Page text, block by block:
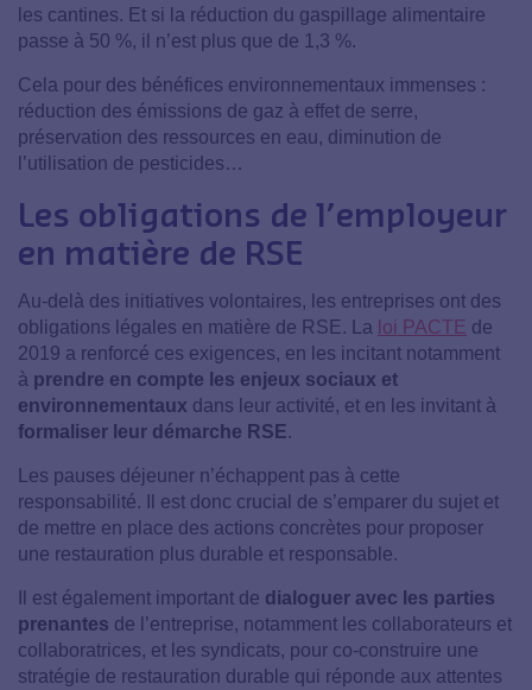
les cantines. Et si la réduction du gaspillage alimentaire
passe à 50 %, il n’est plus que de 1,3 %.
Cela pour des bénéfices environnementaux immenses :
réduction des émissions de gaz à effet de serre,
préservation des ressources en eau, diminution de
l’utilisation de pesticides…
Les obligations de l’employeur
en matière de RSE
Au-delà des initiatives volontaires, les entreprises ont des
obligations légales en matière de RSE. La loi PACTE de
2019 a renforcé ces exigences, en les incitant notamment
à prendre en compte les enjeux sociaux et
environnementaux dans leur activité, et en les invitant à
formaliser leur démarche RSE.
Les pauses déjeuner n’échappent pas à cette
responsabilité. Il est donc crucial de s’emparer du sujet et
de mettre en place des actions concrètes pour proposer
une restauration plus durable et responsable.
Il est également important de dialoguer avec les parties
prenantes de l’entreprise, notamment les collaborateurs et
collaboratrices, et les syndicats, pour co-construire une
stratégie de restauration durable qui réponde aux attentes